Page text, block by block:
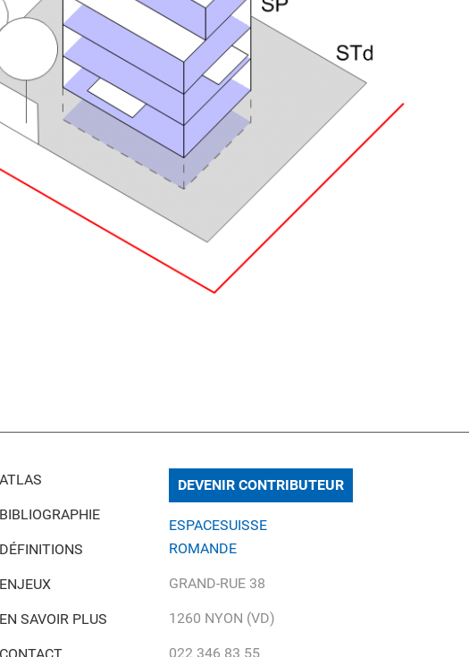
ATLAS
BIBLIOGRAPHIE
DÉFINITIONS
ENJEUX
EN SAVOIR PLUS
DEVENIR CONTRIBUTEUR
ESPACESUISSE
ROMANDE
GRAND-RUE 38
1260 NYON (VD)
022 346 83 55